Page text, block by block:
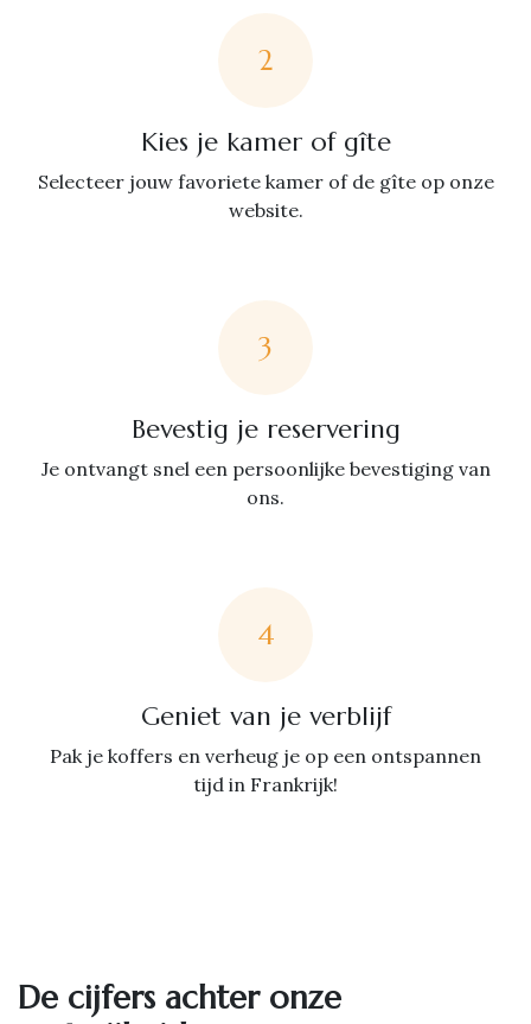
2
Kies je kamer of gîte
Selecteer jouw favoriete kamer of de gîte op onze
website.
3
Bevestig je reservering
Je ontvangt snel een persoonlijke bevestiging van
ons.
4
Geniet van je verblijf
Pak je koffers en verheug je op een ontspannen
tijd in Frankrijk!
De cijfers achter onze